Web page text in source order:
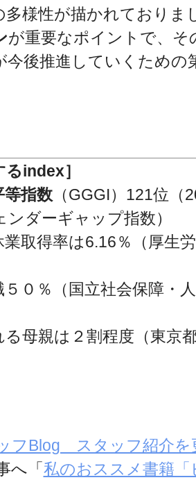
多様性が描かれておりま
が重要なポイントで、そ
今後推進していくための
るindex］
等指数 （GGGI）121位
ダーギャップ指数）
業取得率は6.16％（厚生
５０％（国立社会保障・
る母親は２割程度（東京
フBlog スタッフ紹介を
「私のおススメ書籍